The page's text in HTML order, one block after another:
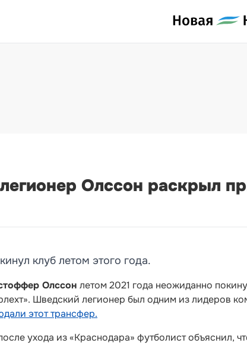
Олссон раскрыл
клуб летом этого года.
Олссон летом 2021 года неожиданно
Шведский легионер был одним из лидеров
этот трансфер.
ухода из «Краснодара» футболист объяснил,